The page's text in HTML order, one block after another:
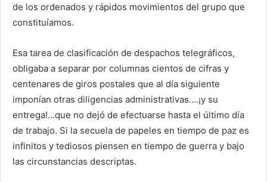
de los ordenados y rápidos movimientos del grupo que
constituíamos.
Esa tarea de clasificación de despachos telegráficos,
obligaba a separar por columnas cientos de cifras y
centenares de giros postales que al día siguiente
imponían otras diligencias administrativas….¡y su
entrega!…que no dejó de efectuarse hasta el último día
de trabajo. Si la secuela de papeles en tiempo de paz es
infinitos y tediosos piensen en tiempo de guerra y bajo
las circunstancias descriptas.